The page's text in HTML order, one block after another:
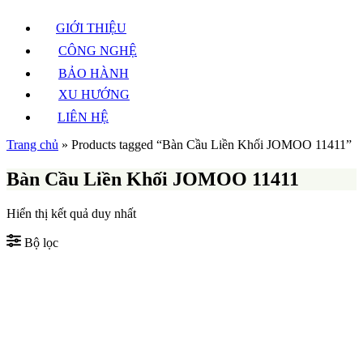
GIỚI THIỆU
CÔNG NGHỆ
BẢO HÀNH
XU HƯỚNG
LIÊN HỆ
Trang chủ » Products tagged “Bàn Cầu Liền Khối JOMOO 11411”
Bàn Cầu Liền Khối JOMOO 11411
Hiển thị kết quả duy nhất
Bộ lọc